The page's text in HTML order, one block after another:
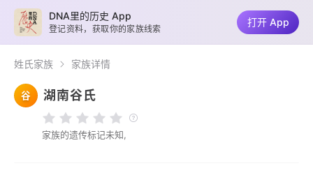
姓氏家族 家族详情
谷 湖南谷氏
家族的遗传标记未知,
DNA里的历史 App
登记资料，获取你的家族线索
打开 App